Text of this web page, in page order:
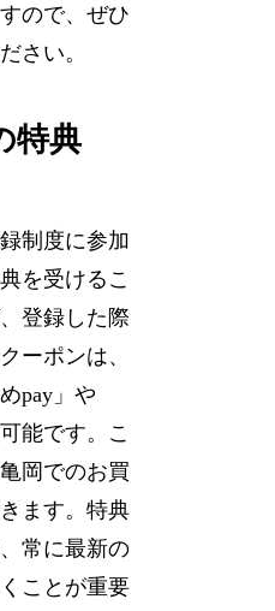
ので、ぜひ
さい。
特典
制度に参加
を受けるこ
登録した際
ーポンは、
pay」や
能です。こ
岡でのお買
ます。特典
常に最新の
ことが重要